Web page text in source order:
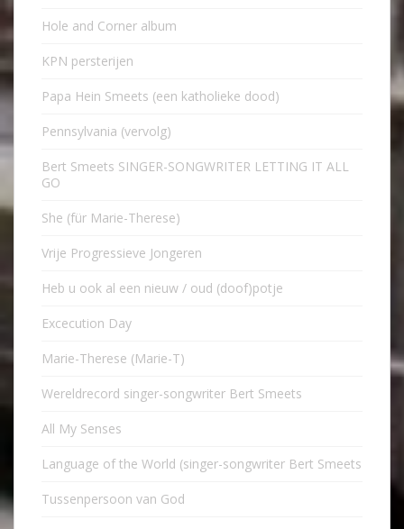
Hole and Corner album
KPN persterijen
Papa Hein Smeets (een katholieke dood)
Pennsylvania (vervolg)
Bert Smeets SINGER-SONGWRITER LETTING IT ALL
GO
She (für Marie-Therese)
Vrije Progressieve Jongeren
Heb u ook al een nieuw / oud (doof)potje
Excecution Day
Marie-Therese (Marie-T)
Wereldrecord singer-songwriter Bert Smeets
All My Senses
Language of the World (singer-songwriter Bert Smeets
Tussenpersoon van God